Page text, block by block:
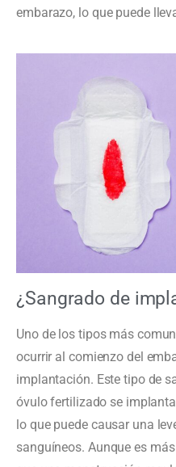
embarazo, lo que puede
¿Sangrado de
Uno de los tipos más
ocurrir al comienzo del
implantación. Este tipo de
óvulo fertilizado se
lo que puede causar una
sanguíneos. Aunque es